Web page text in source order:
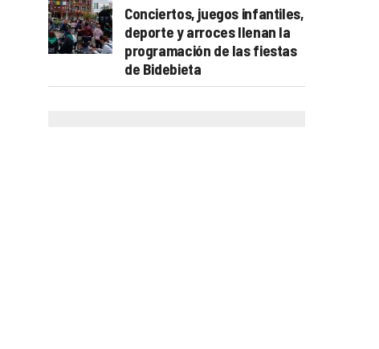
Conciertos, juegos infantiles,
deporte y arroces llenan la
programación de las fiestas
de Bidebieta